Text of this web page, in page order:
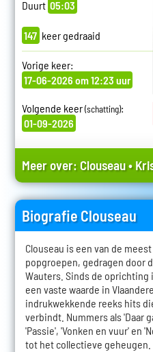
Duurt 05:03
147 keer gedraaid
Vorige keer:
17-06-2026 om 12:23 uur
Volgende keer(schatting):
01-09-2026
Meer over: Clouseau•
Biografie Clouseau
Clouseau is een van de
popgroepen, gedragen door
Wauters. Sinds de oprichting
een vaste waarde in
indrukwekkende reeks hits
verbindt. Nummers als 'Daar
'Passie', 'Vonken en vuur' en
tot het collectieve geheugen.